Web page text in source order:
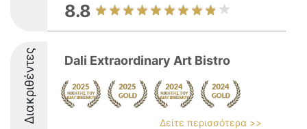
8.8
Διακριθέντες Dali Extraordinary Art Bistro
Δείτε περισσότερα >>